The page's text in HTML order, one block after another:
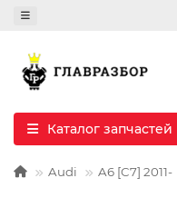
Каталог запчастей
Audi A6 [C7] 2011-